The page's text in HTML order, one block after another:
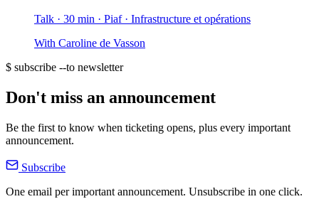
Talk · 30 min · Piaf · Infrastructure et opérations
With Caroline de Vasson
$ subscribe --to newsletter
Don't miss an announcement
Be the first to know when ticketing opens, plus every important
announcement.
Subscribe
One email per important announcement. Unsubscribe in one click.